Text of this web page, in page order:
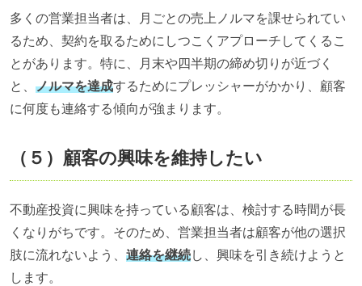
多くの営業担当者は、月ごとの売上ノルマを課せられてい
るため、契約を取るためにしつこくアプローチしてくるこ
とがあります。特に、月末や四半期の締め切りが近づく
と、 ノルマを達成するためにプレッシャーがかかり、顧客
に何度も連絡する傾向が強まります。
（５）顧客の興味を維持したい
不動産投資に興味を持っている顧客は、検討する時間が長
くなりがちです。そのため、営業担当者は顧客が他の選択
肢に流れないよう、 連絡を継続し、興味を引き続けようと
します。